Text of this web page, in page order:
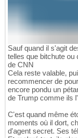
Sauf quand il s'agit
telles que bitchute ou
de CNN
Cela reste valable,
recommencer de
encore pondu un
de Trump comme ils
C'est quand même
moments où il dort,
d'agent secret. Ses